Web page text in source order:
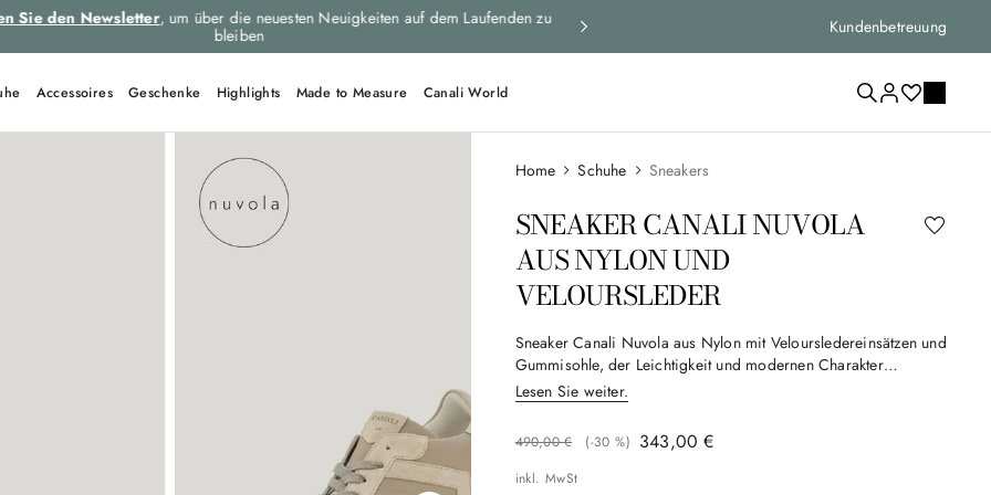
und kostenlose Rücksendungen für alle Bestellungen.Mehr erfahren Abonnieren Sie den Newsletter, um über die
bleiben
Kundenbetreuung
Accessoires Geschenke Highlights Made to Measure Canali World
Schuhe Sneakers
SNEAKER CANALI NUVOLA
AUS NYLON UND
VELOURSLEDER
Sneaker Canali Nuvola aus Nylon mit Veloursledereinsätzen und
Gummisohle, der Leichtigkeit und modernen Charakter
kombiniert. Die kontrastierenden Texturen und die sorgfältig
verarbeitete Konstruktion sorgen für Komfort und Langlebigkeit,
während das klare Design und die Ton-in-Ton-Details eine
sportliche Eleganz hinzufügen, die perfekt für den Casual-Look
des modernen Mannes ist.
Lesen Sie weiter.
490,00 € (-30 %) 343,00 €
inkl. MwSt